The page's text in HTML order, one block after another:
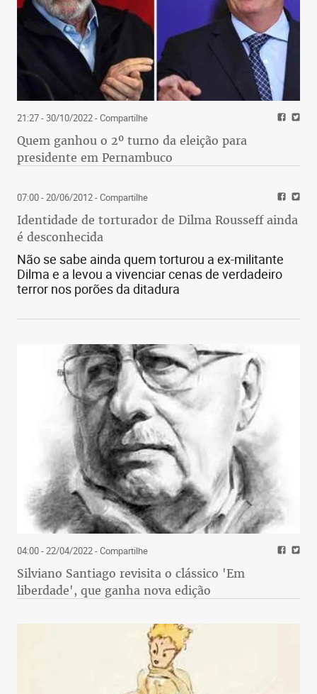
21:27 - 30/10/2022- Compartilhe
Quem ganhou o 2º turno da eleição para
presidente em Pernambuco
07:00 - 20/06/2012- Compartilhe
Identidade de torturador de Dilma Rousseff ainda
é desconhecida
Não se sabe ainda quem torturou a ex-militante
Dilma e a levou a vivenciar cenas de verdadeiro
terror nos porões da ditadura
04:00 - 22/04/2022- Compartilhe
Silviano Santiago revisita o clássico 'Em
liberdade', que ganha nova edição